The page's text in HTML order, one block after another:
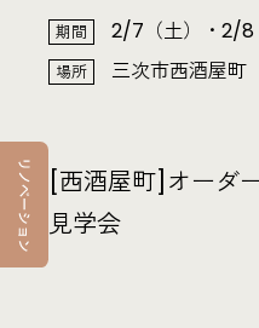
期間 2/7（土）・2/8
場所 三次市西酒屋町
[西酒屋町]オーダ
見学会